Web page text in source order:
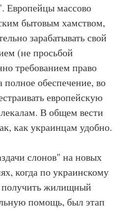
Европейцы массово
бытовым хамством,
зарабатывать свой
(не просьбой
требованием право
обеспечение, во
европейскую
В общем вести
как украинцам удобно.
слонов" на новых
когда по украинскому
жилищный
помощь, был этап